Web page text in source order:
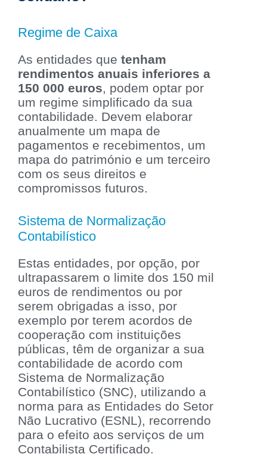
Regime de Caixa
As entidades que tenham
rendimentos anuais inferiores a
150 000 euros, podem optar por
um regime simplificado da sua
contabilidade. Devem elaborar
anualmente um mapa de
pagamentos e recebimentos, um
mapa do património e um terceiro
com os seus direitos e
compromissos futuros.
Sistema de Normalização
Contabilístico
Estas entidades, por opção, por
ultrapassarem o limite dos 150 mil
euros de rendimentos ou por
serem obrigadas a isso, por
exemplo por terem acordos de
cooperação com instituições
públicas, têm de organizar a sua
contabilidade de acordo com
Sistema de Normalização
Contabilístico (SNC), utilizando a
norma para as Entidades do Setor
Não Lucrativo (ESNL), recorrendo
para o efeito aos serviços de um
Contabilista Certificado.